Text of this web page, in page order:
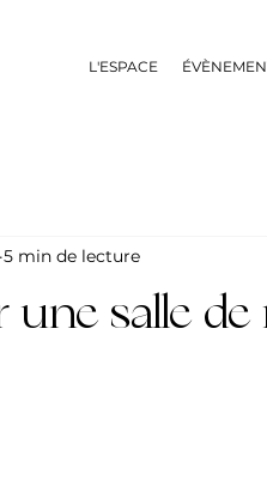
L'ESPACE
une salle
5 min de lecture